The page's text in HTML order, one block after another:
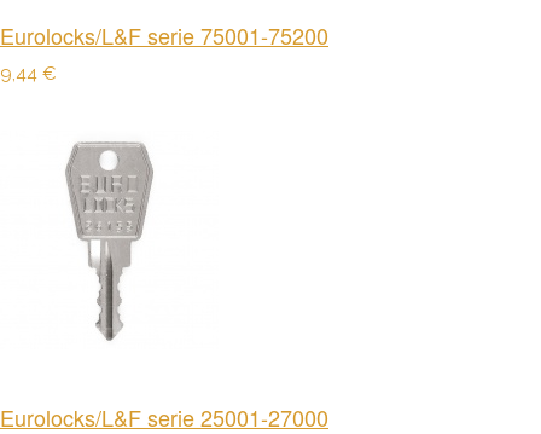
Eurolocks/L&F serie 75001-75200
9,44 €
Eurolocks/L&F serie 25001-27000